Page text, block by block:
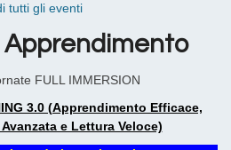
tutti gli eventi
Apprendimento
FULL IMMERSION
3.0 (Apprendimento Efficace,
e Lettura Veloce)